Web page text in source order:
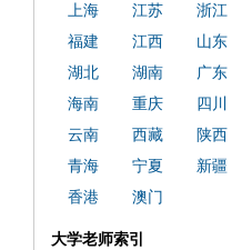
上海
江苏 浙江
福建
江西 山东
湖北
湖南 广东
海南
重庆 四川
云南
西藏 陕西
青海
宁夏 新疆
香港
澳门
大学老师索引